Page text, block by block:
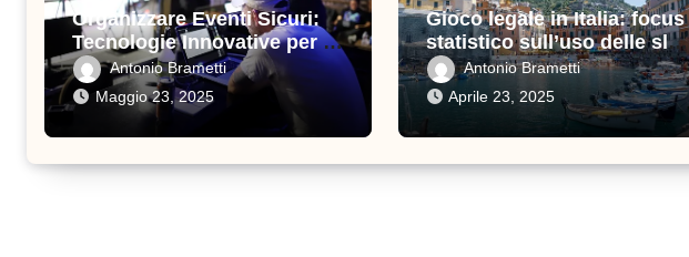
Organizzare Eventi Sicuri:
Tecnologie Innovative per la
Protezione degli Ospiti
Antonio Brametti
Maggio 23, 2025
Gioco legale in Italia: focus
statistico sull’uso delle slot
machine
Antonio Brametti
Aprile 23, 2025